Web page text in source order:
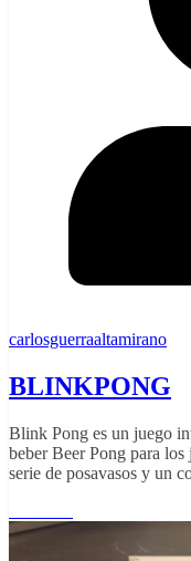
carlosguerraaltamirano
BLINKPONG
Blink Pong es un juego
beber Beer Pong para
serie de posavasos y un